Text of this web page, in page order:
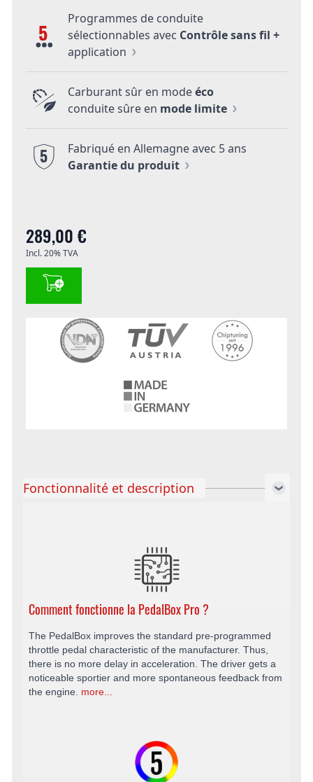
5
Programmes de conduite
sélectionnables avec Contrôle sans fil +
application
Carburant sûr en modeéco
conduite sûre en mode limite
5
Fabriqué en Allemagne avec 5 ans
Garantie du produit
289,00 €
Incl. 20% TVA
Fonctionnalité et description
Comment fonctionne la PedalBox Pro ?
The PedalBox improves the standard pre-programmed
throttle pedal characteristic of the manufacturer. Thus,
there is no more delay in acceleration. The driver gets a
noticeable sportier and more spontaneous feedback from
the engine. more...